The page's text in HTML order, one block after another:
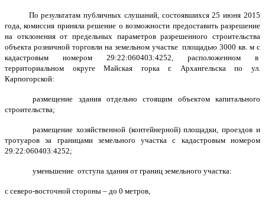
По результатам публичных слушаний, состоявшихся 25 июня 2015
года, комиссия приняла решение о возможности предоставить разрешение
на отклонения от предельных параметров разрешенного строительства
объекта розничной торговли на земельном участке площадью 3000 кв. м с
кадастровым номером 29:22:060403:4252, расположенном в
территориальном округе Майская горка г. Архангельска по ул.
Карпогорской:
размещение здания отдельно стоящим объектом капитального
строительства;
размещение хозяйственной (контейнерной) площадки, проездов и
тротуаров за границами земельного участка с кадастровым номером
29:22:060403:4252;
уменьшение отступа здания от границ земельного участка:
с северо-восточной стороны – до 0 метров,